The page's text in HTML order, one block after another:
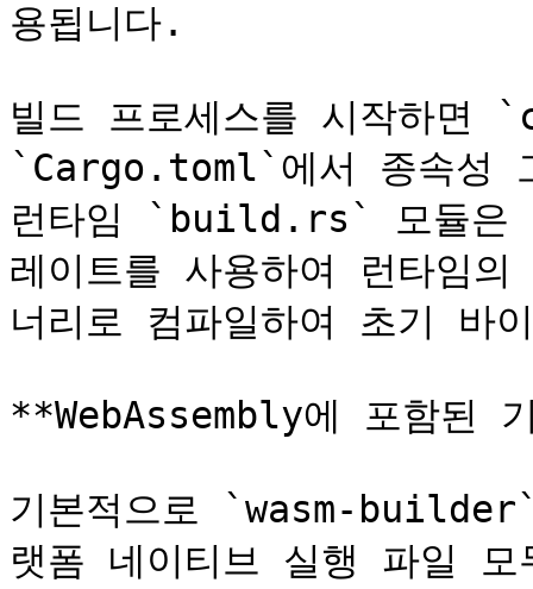
용됩니다.
빌드 프로세스를 시작하면
`Cargo.toml`에서 종속성
런타임 `build.rs` 모듈
레이트를 사용하여 런타임
너리로 컴파일하여 초기 바
**WebAssembly에 포함된
기본적으로 `wasm-
랫폼 네이티브 실행 파일